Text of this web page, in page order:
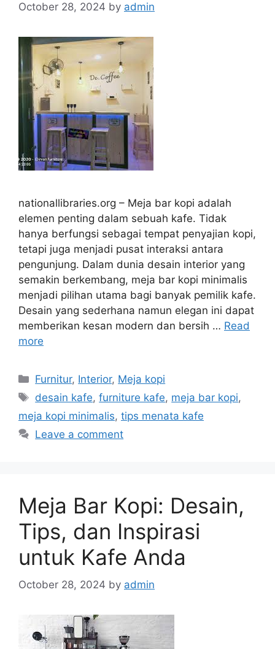
October 28, 2024 by admin
nationallibraries.org – Meja bar kopi adalah
elemen penting dalam sebuah kafe. Tidak
hanya berfungsi sebagai tempat penyajian kopi,
tetapi juga menjadi pusat interaksi antara
pengunjung. Dalam dunia desain interior yang
semakin berkembang, meja bar kopi minimalis
menjadi pilihan utama bagi banyak pemilik kafe.
Desain yang sederhana namun elegan ini dapat
memberikan kesan modern dan bersih … Read
more
Categories
Furnitur, Interior, Meja kopi
Tags
desain kafe,furniture kafe, meja bar kopi,
meja kopi minimalis, tips menata kafe
Leave a comment
Meja Bar Kopi: Desain,
Tips, dan Inspirasi
untuk Kafe Anda
October 28, 2024 by admin